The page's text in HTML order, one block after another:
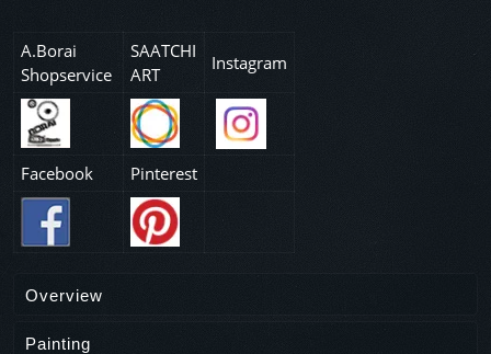
A.Borai
Shopservice
SAATCHI
ART
Instagram
Facebook Pinterest
Overview
Painting